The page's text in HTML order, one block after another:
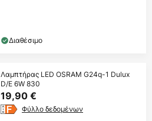
Διαθέσιμο
Λαμπτήρας LED OSRAM G24q-1 Dulux
D/E 6W 830
19,90 €
Φύλλο δεδομένων